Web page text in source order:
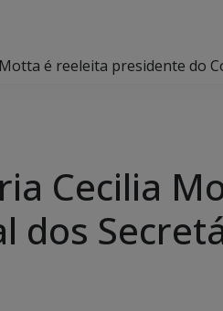
é reeleita presidente do
Cecilia
dos